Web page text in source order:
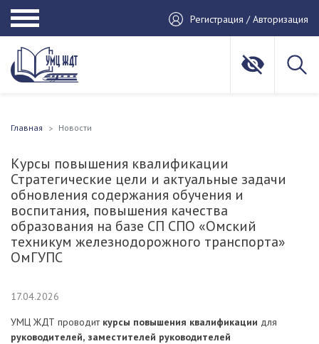
Регистрация / Авторизация
Главная Новости
Курсы повышения квалификации
Стратегические цели и актуальные задачи
обновления содержания обучения и
воспитания, повышения качества
образования на базе СП СПО «Омский
техникум железнодорожного транспорта»
ОмГУПС
17.04.2026
УМЦ ЖДТ проводит курсы повышения квалификации для
руководителей, заместителей руководителей